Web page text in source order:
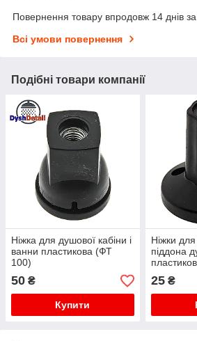
Повернення товару впродовж 14 днів
Всі умови повернення
Подібні товари компанії
Ніжка для душової кабіни і
ванни пластикова (ФТ
100)
50 ₴
Купити
Ніжки
піддона
25₴